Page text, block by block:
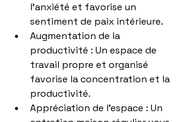
l’anxiété et favorise un
sentiment de paix intérieure.
Augmentation de la
productivité : Un espace de
travail propre et organisé
favorise la concentration et la
productivité.
Appréciation de l'espace : Un